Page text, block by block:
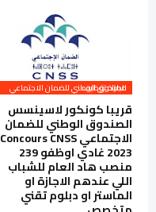
الصندوق الوطني للضمان الاجتماعي مباراة توظيف
قريبا كونكور لاسينسس
الصندوق الوطني للضمان
الاجتماعي Concours CNSS
2023 غادي اوظفو 239
منصب هاد العام للشباب
اللي عندهم الاجازة او
الماستر او دبلوم تقني